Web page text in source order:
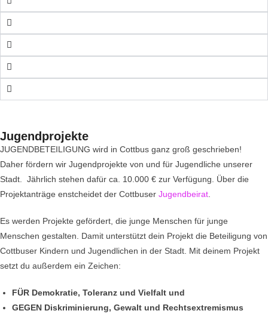
Jugendprojekte
JUGENDBETEILIGUNG wird in Cottbus ganz groß geschrieben!
Daher fördern wir Jugendprojekte von und für Jugendliche unserer
Stadt. Jährlich stehen dafür ca. 10.000 € zur Verfügung. Über die
Projektanträge enstcheidet der Cottbuser Jugendbeirat
Es werden Projekte gefördert, die junge Menschen für junge
Menschen gestalten. Damit unterstützt dein Projekt die Beteiligung von
Cottbuser Kindern und Jugendlichen in der Stadt. Mit deinem Projekt
setzt du außerdem ein Zeichen:
FÜR Demokratie, Toleranz und Vielfalt und
GEGEN Diskriminierung, Gewalt und Rechtsextremismus